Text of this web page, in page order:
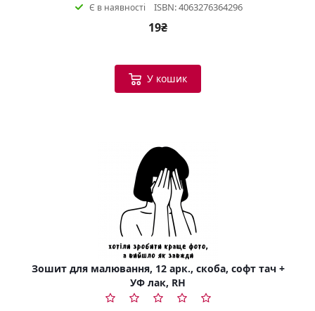
Є в наявності ISBN: 4063276364296
19₴
У кошик
Зошит для малювання, 12 арк., скоба, софт тач +
УФ лак, RH